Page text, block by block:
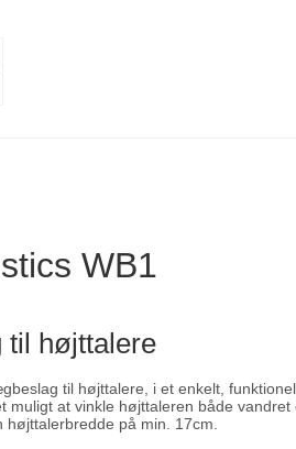
WB1
højttalere
til højttalere, i et enkelt,
muligt at vinkle højttaleren både
højttalerbredde på min. 17cm.